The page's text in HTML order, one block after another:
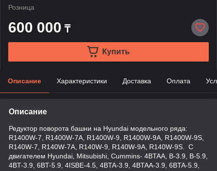
Розница
600 000 ₸
Купить
Описание Характеристики Доставка Оплата
Описание
Редуктор поворота башни на Hyundai модельного ряда:
R1400W-7, R1400W-7A, R1400W-9, R1400W-9A, R1400W-9S,
R140W-7, R140W-7A, R140W-9, R140W-9A, R140W-9S. С
двигателем Hyundai, Mitsubishi, Cummins- 4BTAA, B-3.9, B-5.9,
4BT-3.9, 6BT-5.9, 4ISBE-4.5, 4BTA-3.9, 4BTAA-3.9, 6BTA-5.9,